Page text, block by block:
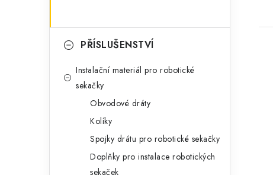
PŘÍSLUŠENSTVÍ
Instalační materiál pro robotické
sekačky
Obvodové dráty
Kolíky
Spojky drátu pro robotické sekačky
Doplňky pro instalace robotických
sekaček